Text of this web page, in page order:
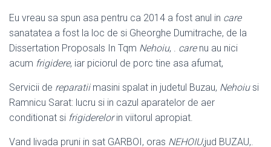
Eu vreau sa spun asa pentru ca 2014 a fost anul in care
sanatatea a fost la loc de si Gheorghe Dumitrache, de la
Dissertation Proposals In Tqm Nehoiu, . carenu au nici
acum frigidere, iar piciorul de porc tine asa afumat,
Servicii de reparatiimasini spalat in judetul Buzau, Nehoiusi
Ramnicu Sarat: lucru si in cazul aparatelor de aer
conditionat si frigiderelorin viitorul apropiat.
Vand livada pruni in sat GARBOI, oras NEHOIU,jud BUZAU,.